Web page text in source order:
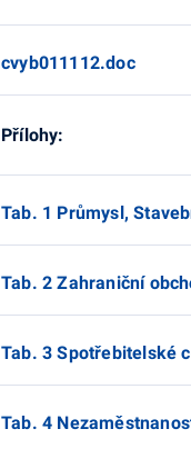
cvyb011112.doc
Přílohy:
Tab. 1 Průmysl,
Tab. 2 Zahraniční
Tab. 3 Spotřebitelské
Tab. 4